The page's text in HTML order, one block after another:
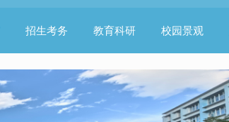
招生考务 教育科研 校园景观